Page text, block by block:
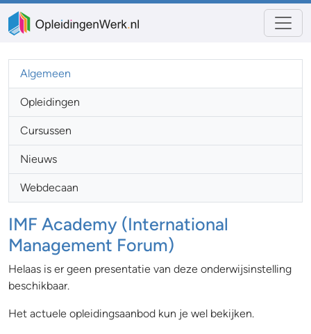
Algemeen
Opleidingen
Cursussen
Nieuws
Webdecaan
IMF Academy (International
Management Forum)
Helaas is er geen presentatie van deze onderwijsinstelling
beschikbaar.
Het actuele opleidingsaanbod kun je wel bekijken.